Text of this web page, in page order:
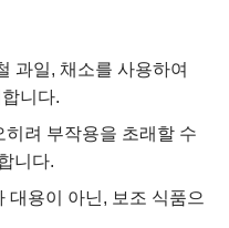
과일, 채소를 사용하여
니다.
히려 부작용을 초래할 수
니다.
대용이 아닌, 보조 식품으